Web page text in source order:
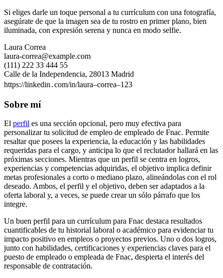
Si eliges darle un toque personal a tu currículum con una fotografía,
asegúrate de que la imagen sea de tu rostro en primer plano, bien
iluminada, con expresión serena y nunca en modo selfie.
Laura Correa
laura-correa@example.com
(111) 222 33 444 55
Calle de la Independencia, 28013 Madrid
https://linkedin․com/in/laura–correa–123
Sobre mí
El perfil es una sección opcional, pero muy efectiva para
personalizar tu solicitud de empleo de empleado de Fnac. Permite
resaltar que posees la experiencia, la educación y las habilidades
requeridas para el cargo, y anticipa lo que el reclutador hallará en las
próximas secciones. Mientras que un perfil se centra en logros,
experiencias y competencias adquiridas, el objetivo implica definir
metas profesionales a corto o mediano plazo, alineándolas con el rol
deseado. Ambos, el perfil y el objetivo, deben ser adaptados a la
oferta laboral y, a veces, se puede crear un sólo párrafo que los
integre.
Un buen perfil para un currículum para Fnac destaca resultados
cuantificables de tu historial laboral o académico para evidenciar tu
impacto positivo en empleos o proyectos previos. Uno o dos logros,
junto con habilidades, certificaciones y experiencias claves para el
puesto de empleado o empleada de Fnac, despierta el interés del
responsable de contratación.